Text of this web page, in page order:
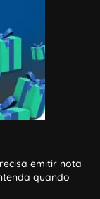
emitir nota
quando